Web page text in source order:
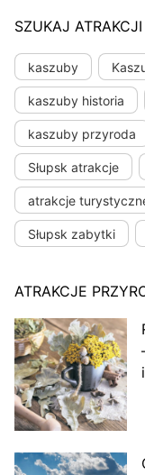
SZUKAJ
kaszuby
kaszuby historia
kaszuby przyroda
Słupsk atrakcje
atrakcje
Słupsk zabytki
ATRAKCJE